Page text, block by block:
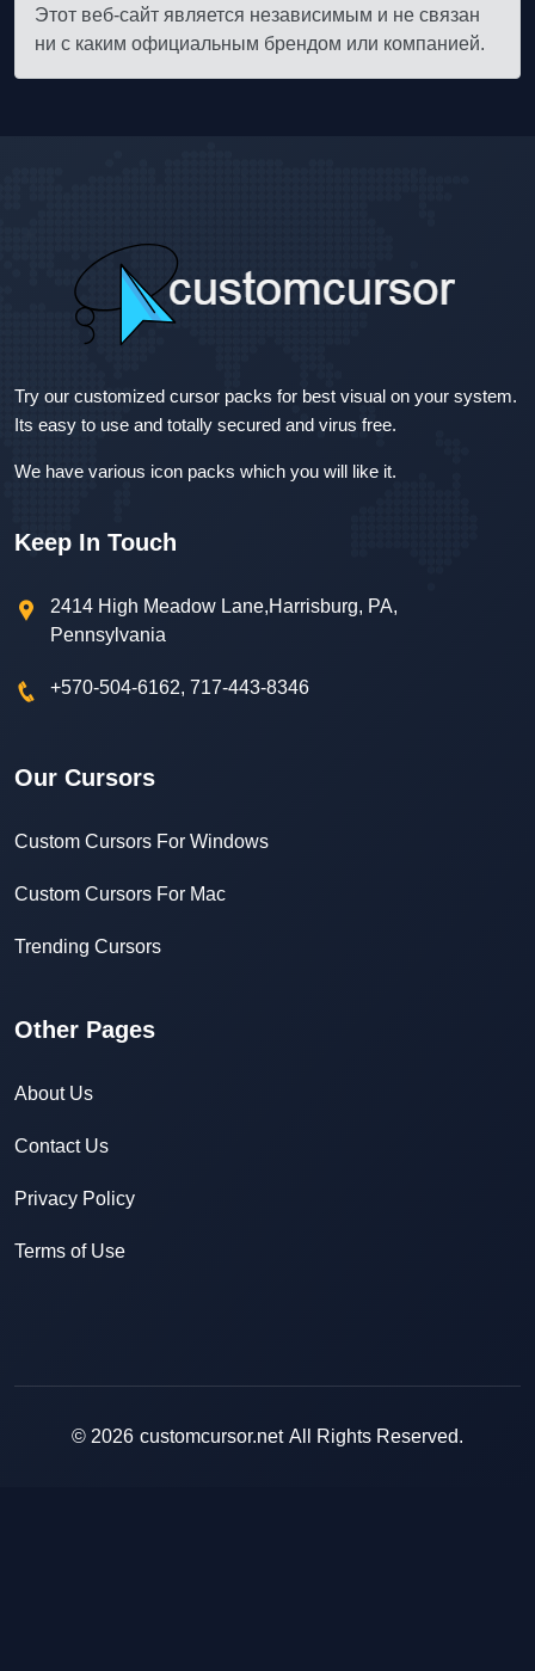
Этот веб-сайт является независимым и не связан
ни с каким официальным брендом или компанией.
Try our customized cursor packs for best visual on your system.
Its easy to use and totally secured and virus free.
We have various icon packs which you will like it.
Keep In Touch
2414 High Meadow Lane,Harrisburg, PA,
Pennsylvania
+570-504-6162, 717-443-8346
Our Cursors
Custom Cursors For Windows
Custom Cursors For Mac
Trending Cursors
Other Pages
About Us
Contact Us
Privacy Policy
Terms of Use
© 2026 customcursor.net All Rights Reserved.